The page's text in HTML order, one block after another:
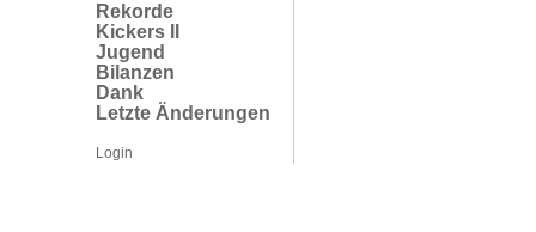
Rekorde
Kickers II
Jugend
Bilanzen
Dank
Letzte Änderungen
Login